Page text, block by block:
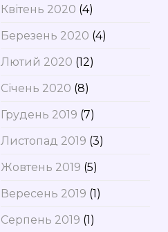
Квітень 2020 (4)
Березень 2020 (4)
Лютий 2020 (12)
Січень 2020 (8)
Грудень 2019 (7)
Листопад 2019 (3)
Жовтень 2019 (5)
Вересень 2019 (1)
Серпень 2019 (1)